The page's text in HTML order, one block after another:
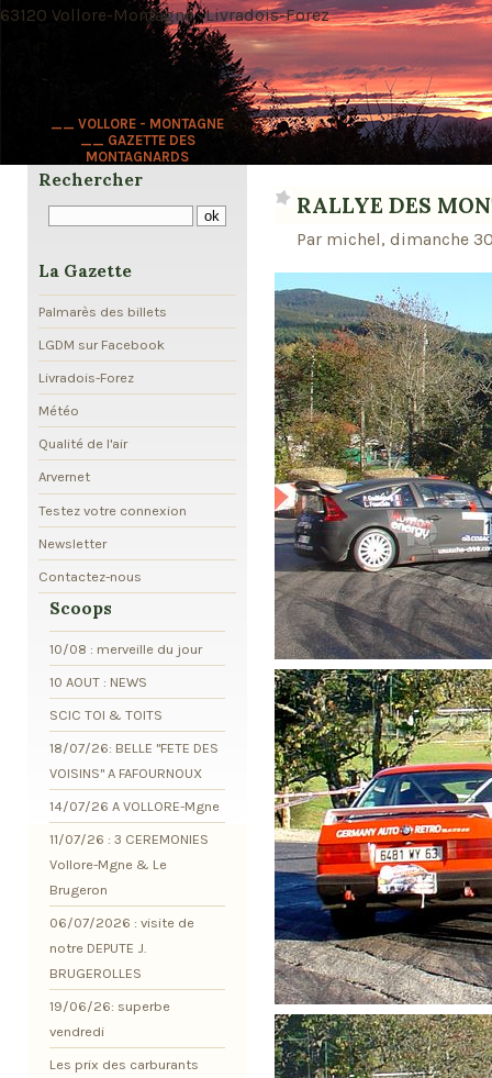
__ VOLLORE - MONTAGNE
__ GAZETTE DES
MONTAGNARDS
63120 Vollore-Montagne · Livradois-Forez
RALLYE DES
Par michel, dimanche
Rechercher
La Gazette
Palmarès des billets
LGDM sur Facebook
Livradois-Forez
Météo
Qualité de l'air
Arvernet
Testez votre connexion
Newsletter
Contactez-nous
Scoops
10/08 : merveille du jour
10 AOUT : NEWS
SCIC TOI & TOITS
18/07/26: BELLE "FETE DES
VOISINS" A FAFOURNOUX
14/07/26 A VOLLORE-Mgne
11/07/26 : 3 CEREMONIES
Vollore-Mgne & Le
Brugeron
06/07/2026 : visite de
notre DEPUTE J.
BRUGEROLLES
19/06/26: superbe
vendredi
Les prix des carburants